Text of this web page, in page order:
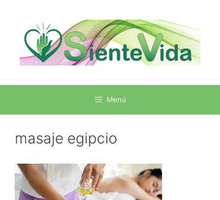
Menú
masaje egipcio